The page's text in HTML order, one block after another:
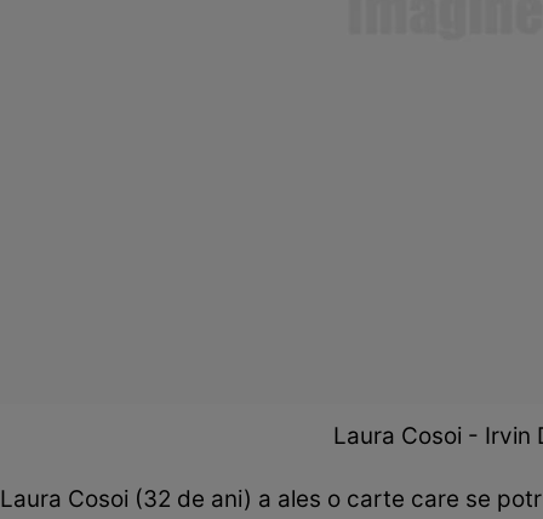
Laura Cosoi - Irvin
Laura Cosoi (32 de ani) a ales o carte care se